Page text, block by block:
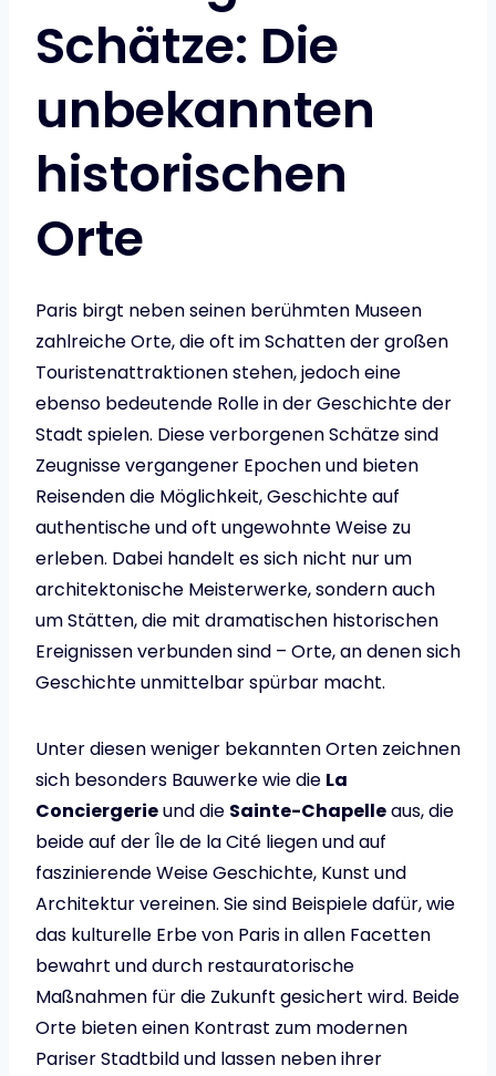
Schätze: Die
unbekannten
historischen
Orte
Paris birgt neben seinen berühmten Museen
zahlreiche Orte, die oft im Schatten der großen
Touristenattraktionen stehen, jedoch eine
ebenso bedeutende Rolle in der Geschichte der
Stadt spielen. Diese verborgenen Schätze sind
Zeugnisse vergangener Epochen und bieten
Reisenden die Möglichkeit, Geschichte auf
authentische und oft ungewohnte Weise zu
erleben. Dabei handelt es sich nicht nur um
architektonische Meisterwerke, sondern auch
um Stätten, die mit dramatischen historischen
Ereignissen verbunden sind – Orte, an denen sich
Geschichte unmittelbar spürbar macht.
Unter diesen weniger bekannten Orten zeichnen
sich besonders Bauwerke wie die La
Conciergerieund die Sainte-Chapelleaus, die
beide auf der Île de la Cité liegen und auf
faszinierende Weise Geschichte, Kunst und
Architektur vereinen. Sie sind Beispiele dafür, wie
das kulturelle Erbe von Paris in allen Facetten
bewahrt und durch restauratorische
Maßnahmen für die Zukunft gesichert wird. Beide
Orte bieten einen Kontrast zum modernen
Pariser Stadtbild und lassen neben ihrer